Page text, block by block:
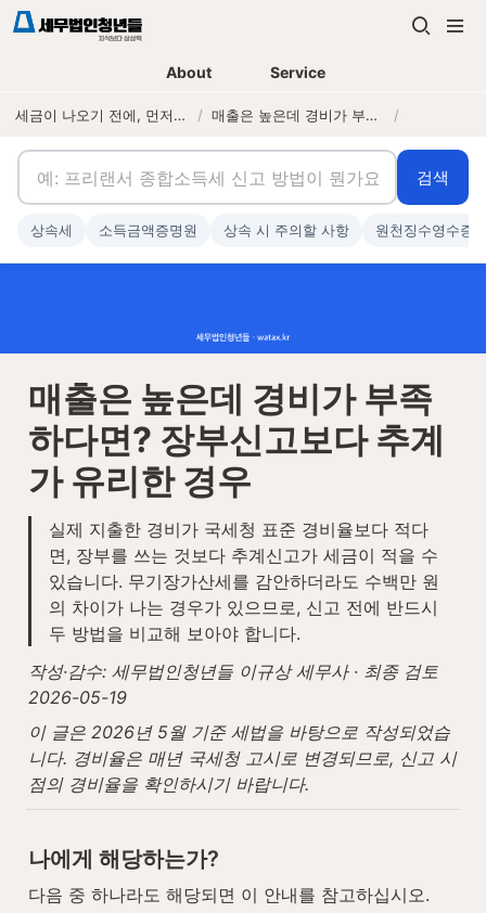
About Service
세금이 나오기 전에, 먼저 연락하는 세무법인 / 매출은 높은데 경비가 부족하다면? 장부신고보다 추계가 유리한 경우 /
매출은 높은데 경비가 부족
하다면? 장부신고보다 추계
가 유리한 경우
실제 지출한 경비가 국세청 표준 경비율보다 적다
면, 장부를 쓰는 것보다 추계신고가 세금이 적을 수
있습니다. 무기장가산세를 감안하더라도 수백만 원
의 차이가 나는 경우가 있으므로, 신고 전에 반드시
두 방법을 비교해 보아야 합니다.
작성·감수: 세무법인청년들 이규상 세무사 · 최종 검토
2026-05-19
이 글은 2026년 5월 기준 세법을 바탕으로 작성되었습
니다. 경비율은 매년 국세청 고시로 변경되므로, 신고 시
점의 경비율을 확인하시기 바랍니다.
나에게 해당하는가?
다음 중 하나라도 해당되면 이 안내를 참고하십시오.
검색
상속세 소득금액증명원 상속 시 주의할 사항 원천징수영수증